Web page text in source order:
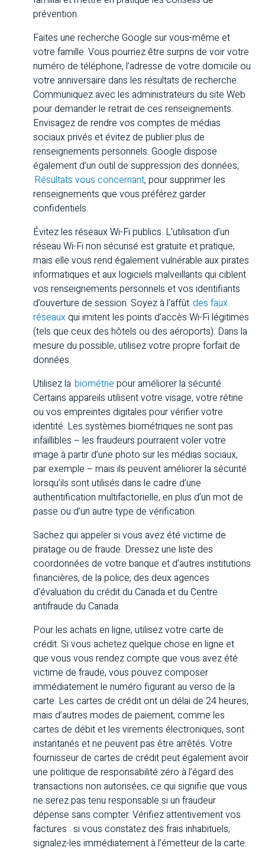
prévention.
Faites une recherche Google sur vous-même et
votre famille. Vous pourriez être surpris de voir votre
numéro de téléphone, l’adresse de votre domicile ou
votre anniversaire dans les résultats de recherche.
Communiquez avec les administrateurs du site Web
pour demander le retrait de ces renseignements.
Envisagez de rendre vos comptes de médias
sociaux privés et évitez de publier plus de
renseignements personnels. Google dispose
également d’un outil de suppression des données,
Résultats vous concernant, pour supprimer les
renseignements que vous préférez garder
confidentiels.
Évitez les réseaux Wi-Fi publics. L’utilisation d’un
réseau Wi-Fi non sécurisé est gratuite et pratique,
mais elle vous rend également vulnérable aux pirates
informatiques et aux logiciels malveillants qui ciblent
vos renseignements personnels et vos identifiants
d’ouverture de session. Soyez à l’affût des faux
réseauxqui imitent les points d’accès Wi-Fi légitimes
(tels que ceux des hôtels ou des aéroports). Dans la
mesure du possible, utilisez votre propre forfait de
données.
Utilisez la biométrie pour améliorer la sécurité.
Certains appareils utilisent votre visage, votre rétine
ou vos empreintes digitales pour vérifier votre
identité. Les systèmes biométriques ne sont pas
infaillibles – les fraudeurs pourraient voler votre
image à partir d’une photo sur les médias sociaux,
par exemple – mais ils peuvent améliorer la sécurité
lorsqu’ils sont utilisés dans le cadre d’une
authentification multifactorielle, en plus d’un mot de
passe ou d’un autre type de vérification.
Sachez qui appeler si vous avez été victime de
piratage ou de fraude. Dressez une liste des
coordonnées de votre banque et d’autres institutions
financières, de la police, des deux agences
d’évaluation du crédit du Canada et du Centre
antifraude du Canada.
Pour les achats en ligne, utilisez votre carte de
crédit. Si vous achetez quelque chose en ligne et
que vous vous rendez compte que vous avez été
victime de fraude, vous pouvez composer
immédiatement le numéro figurant au verso de la
carte. Les cartes de crédit ont un délai de 24 heures,
mais d’autres modes de paiement, comme les
cartes de débit et les virements électroniques, sont
instantanés et ne peuvent pas être arrêtés. Votre
fournisseur de cartes de crédit peut également avoir
une politique de responsabilité zéro à l’égard des
transactions non autorisées, ce qui signifie que vous
ne serez pas tenu responsable si un fraudeur
dépense sans compter. Vérifiez attentivement vos
factures : si vous constatez des frais inhabituels,
signalez-les immédiatement à l’émetteur de la carte.